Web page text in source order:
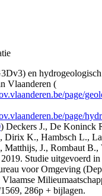
en
Vlaanderen (
page/
page/
) Deckers J., De Koninck
Dirix K., Hambsch L.,
Matthijs, J., Rombaut
Studie uitgevoerd
voor Omgeving
286p + bijlagen.